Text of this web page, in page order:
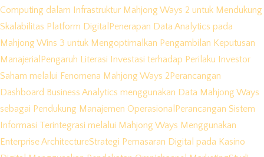
Computing dalam Infrastruktur Mahjong Ways 2 untuk Mendukung
Skalabilitas Platform Digital Penerapan Data Analytics pada
Mahjong Wins 3 untuk Mengoptimalkan Pengambilan Keputusan
Manajerial Pengaruh Literasi Investasi terhadap Perilaku Investor
Saham melalui Fenomena Mahjong Ways 2 Perancangan
Dashboard Business Analytics menggunakan Data Mahjong Ways
sebagai Pendukung Manajemen Operasional Perancangan Sistem
Informasi Terintegrasi melalui Mahjong Ways Menggunakan
Enterprise ArchitectureStrategi Pemasaran Digital pada Kasino